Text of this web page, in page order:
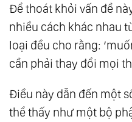
Tốt? Hướng Dẫn Tự
Của Bạn!
34. Hướng Dẫn
Gầy, Béo Dễ Dàng,
35.The Law Of One
Thời Gian - Tất Cả
Để thoát khỏi vấn đề
nhiều cách khác nhau
loại đều cho rằng:
cần phải thay đổi mọi
Điều này dẫn đến một
thể thấy như một bộ